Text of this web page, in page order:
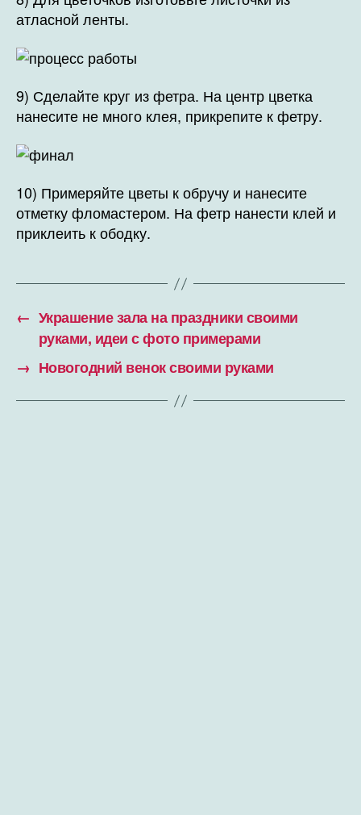
атласной ленты.
9) Сделайте круг из фетра. На центр цветка
нанесите не много клея, прикрепите к фетру.
10) Примеряйте цветы к обручу и нанесите
отметку фломастером. На фетр нанести клей и
приклеить к ободку.
← Украшение зала на праздники своими
руками, идеи с фото примерами
→ Новогодний венок своими руками